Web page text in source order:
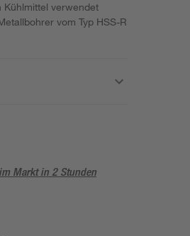
verwendet
vom Typ HSS-R
Markt in 2 Stunden